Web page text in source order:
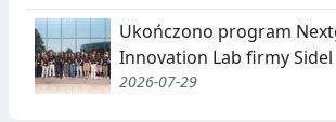
Ukończono program
Innovation Lab firmy Sidel
2026-07-29